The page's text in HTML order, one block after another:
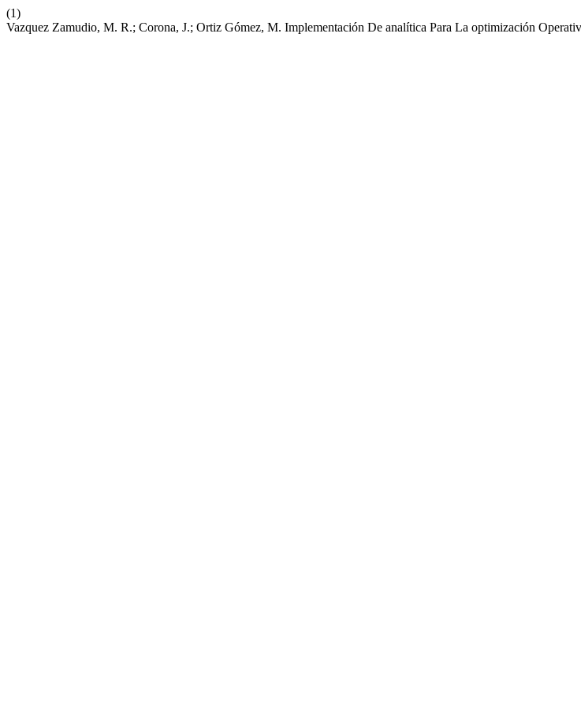
(1)
Vazquez Zamudio, M. R.; Corona, J.; Ortiz Gómez, M. Implementación De analítica Para La optimización